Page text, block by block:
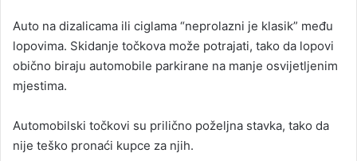
Auto na dizalicama ili ciglama “neprolazni je klasik” među
lopovima. Skidanje točkova može potrajati, tako da lopovi
obično biraju automobile parkirane na manje osvijetljenim
mjestima.
Automobilski točkovi su prilično poželjna stavka, tako da
nije teško pronaći kupce za njih.